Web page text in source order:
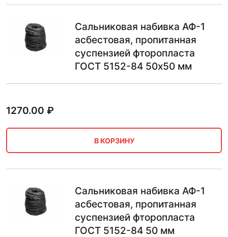
Сальниковая набивка АФ-1
асбестовая, пропитанная
суспензией фторопласта
ГОСТ 5152-84 50х50 мм
1270.00 ₽
В КОРЗИНУ
Сальниковая набивка АФ-1
асбестовая, пропитанная
суспензией фторопласта
ГОСТ 5152-84 50 мм